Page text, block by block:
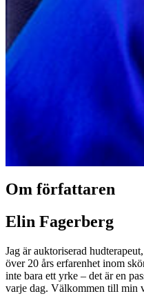
Om författaren
Elin Fagerberg
Jag är auktoriserad
över 20 års erfarenhet inom
inte bara ett yrke – det är en
varje dag. Välkommen till min